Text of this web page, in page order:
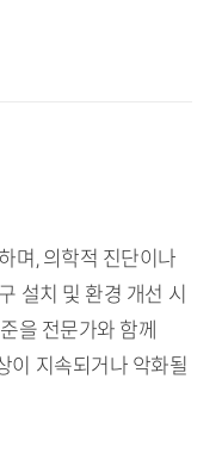
며, 의학적 진단이나
설치 및 환경 개선 시
을 전문가와 함께
이 지속되거나 악화될